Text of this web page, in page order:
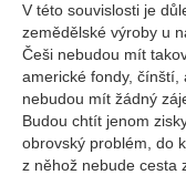
V této souvislosti je
zemědělské výroby u
Češi nebudou mít
americké fondy,
nebudou mít žádný
Budou chtít jenom
obrovský problém, do
z něhož nebude cesta